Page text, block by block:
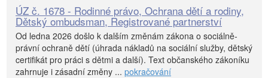
ÚZ č. 1678 - Rodinné právo, Ochrana dětí a rodiny,
Dětský ombudsman, Registrované partnerství
Od ledna 2026 došlo k dalším změnám zákona o sociálně-
právní ochraně dětí (úhrada nákladů na sociální služby, dětský
certifikát pro práci s dětmi a další). Text občanského zákoníku
zahrnuje i zásadní změny ... pokračování